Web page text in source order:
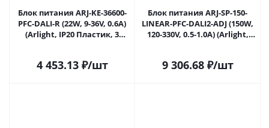
Блок питания ARJ-KE-36600-
PFC-DALI-R (22W, 9-36V, 0.6A)
(Arlight, IP20 Пластик, 3
4 453.13₽/шт
Блок питания ARJ-SP-150-
LINEAR-PFC-DALI2-ADJ (150W,
120-330V, 0.5-1.0A) (Arlight,
9 306.68₽/шт